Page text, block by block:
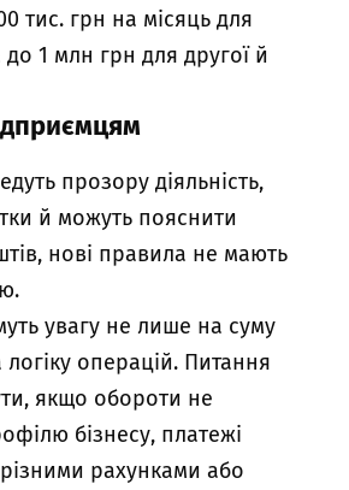
тис. грн на місяць для
1 млн грн для другої й
прозору діяльність,
й можуть пояснити
нові правила не мають
увагу не лише на суму
операцій. Питання
якщо обороти не
бізнесу, платежі
рахунками або